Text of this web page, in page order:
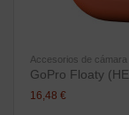
Accesorios de cámara
GoPro Floaty
16,48 €